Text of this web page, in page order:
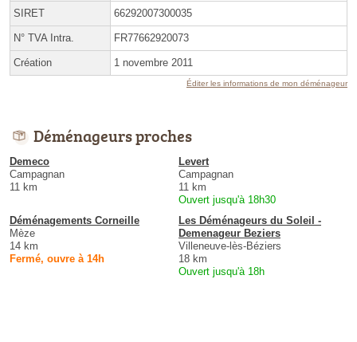
SIRET 66292007300035
N° TVA Intra. FR77662920073
Création 1 novembre 2011
Éditer les informations de mon déménageur
Déménageurs proches
Demeco
Campagnan
11 km
Levert
Campagnan
11 km
Ouvert jusqu'à 18h30
Déménagements Corneille
Mèze
14 km
Fermé, ouvre à 14h
Les Déménageurs du Soleil -
Demenageur Beziers
Villeneuve-lès-Béziers
18 km
Ouvert jusqu'à 18h